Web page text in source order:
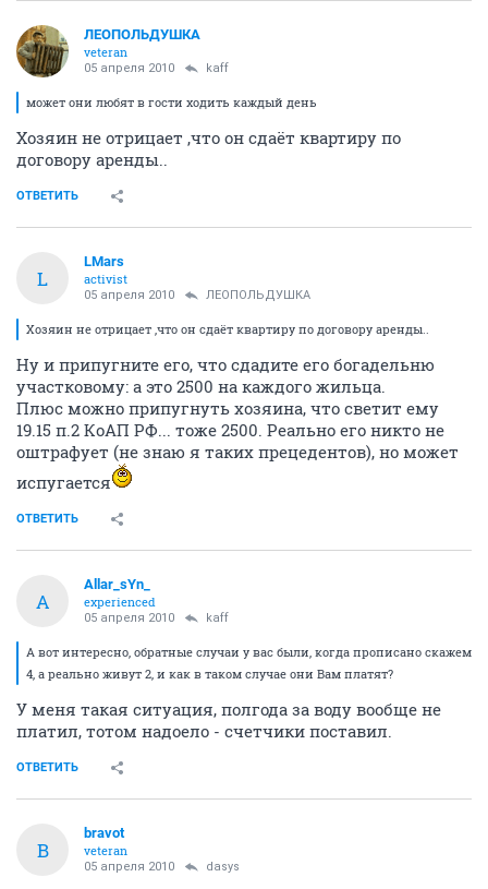
ЛЕОПОЛЬДУШКА
veteran
05 апреля 2010 kaff
может они любят в гости ходить каждый день
Хозяин не отрицает ,что он сдаёт квартиру по
договору аренды..
ОТВЕТИТЬ
L
LMars
activist
05 апреля 2010 ЛЕОПОЛЬДУШКА
Хозяин не отрицает ,что он сдаёт квартиру по договору аренды..
Ну и припугните его, что сдадите его богадельню
участковому: а это 2500 на каждого жильца.
Плюс можно припугнуть хозяина, что светит ему
19.15 п.2 КоАП РФ... тоже 2500. Реально его никто не
оштрафует (не знаю я таких прецедентов), но может
испугается
ОТВЕТИТЬ
A
Allar_sYn_
experienced
05 апреля 2010 kaff
А вот интересно, обратные случаи у вас были, когда прописано скажем
4, а реально живут 2, и как в таком случае они Вам платят?
У меня такая ситуация, полгода за воду вообще не
платил, тотом надоело - счетчики поставил.
ОТВЕТИТЬ
B
bravot
veteran
05 апреля 2010 dasys